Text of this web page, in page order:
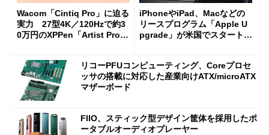
Wacom「Cintiq Pro」に迫る
実力 27型4K／120Hzで約3
0万円のXPPen「Artist Pro 2
iPhoneやiPad、Macなどの
リースプログラム「Apple U
pgrade」が米国でスタート／
ut」が明...
リコーPFUコンピューティング、Coreプロセ
ッサの搭載に対応した産業向けATX/microATX
マザーボード
FIIO、スティック型デザイン筐体を採用したポ
ータブルオーディオプレーヤー